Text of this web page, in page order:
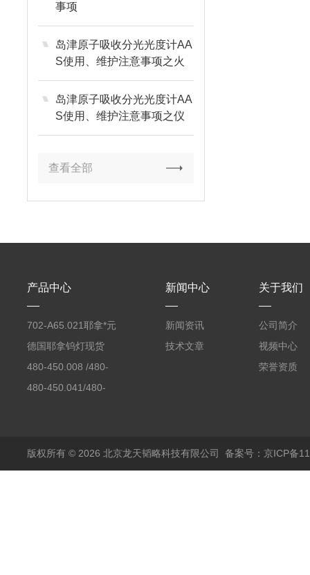
事项
岛津原子吸收分光光度计AA
S使用、维护注意事项之火
焰部分篇
岛津原子吸收分光光度计AA
S使用、维护注意事项之仪
器环境篇
查看全部
产品中心
702-A65.021耶拿*元
素分析仪反应罐
德国耶拿钨灯现货
480-450.008 /480-
450.008C耶拿镉Cd空
480-450.041/480-
包邮
新闻中心
新闻资讯
技术文章
关于我们
公司简介
视频中心
荣誉资质
版权所有 © 2026 北京龙天韬略科技有限公司 备案号：京ICP备